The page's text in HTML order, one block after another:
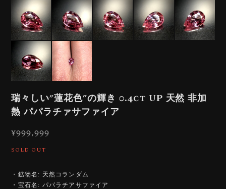
瑞々しい”蓮花色”の輝き 0.4ct UP 天然 非加
熱 パパラチァサファイア
¥999,999
SOLD OUT
・鉱物名: 天然コランダム
・宝石名: パパラチアサファイア